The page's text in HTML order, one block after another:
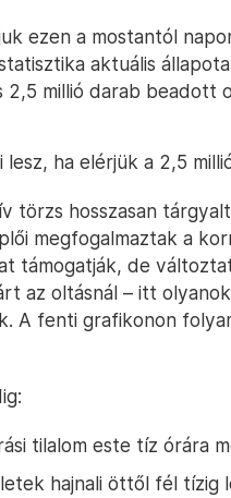
ezen a mostantól
aktuális
2,5 millió darab beadott
lesz, ha elérjük a 2,5
törzs hosszasan
megfogalmaztak a
támogatják, de
az oltásnál – itt
A fenti grafikonon
tilalom este tíz órára
hajnali öttől fél tízig